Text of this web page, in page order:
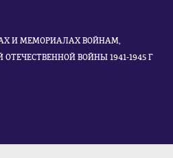
И МЕМОРИАЛАХ ВОЙНАМ,
ВОЙНЫ 1941-1945 Г